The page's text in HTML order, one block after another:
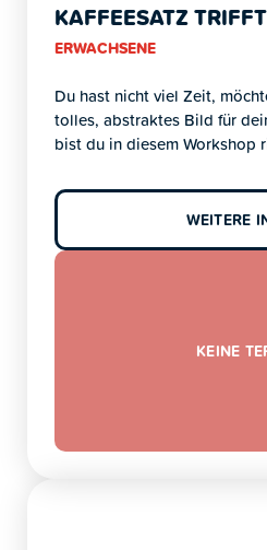
KAFFEESATZ
ERWACHSENE
Du hast nicht viel Zeit,
tolles, abstraktes Bild für
bist du in diesem Workshop
WEITERE
KEINE